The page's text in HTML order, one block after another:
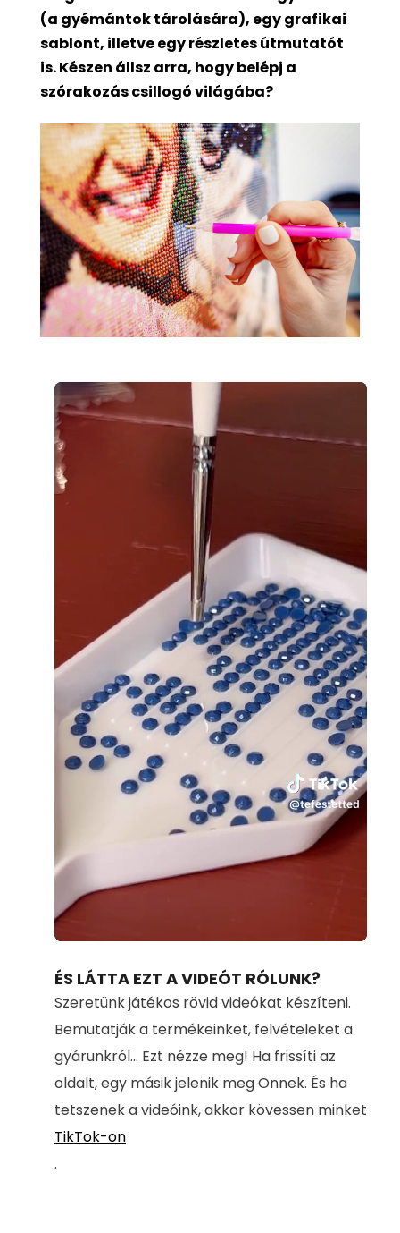
(a gyémántok tárolására), egy grafikai
sablont, illetve egy részletes útmutatót
is. Készen állsz arra, hogy belépj a
szórakozás csillogó világába?
100.00%
ÉS LÁTTA EZT A VIDEÓT RÓLUNK?
Szeretünk játékos rövid videókat készíteni.
Bemutatják a termékeinket, felvételeket a
gyárunkról... Ezt nézze meg! Ha frissíti az
oldalt, egy másik jelenik meg Önnek. És ha
tetszenek a videóink, akkor kövessen minket
TikTok-on
.